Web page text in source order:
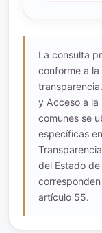
La consulta
conforme a
y Acceso a la
comunes se
específicas
del Estado
artículo 55.